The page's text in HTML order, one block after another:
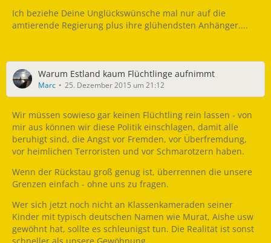
Ich beziehe Deine Unglückswünsche mal nur auf die
amtierende Regierung plus ihre glühendsten Anhänger....
Warum Estland kaum Flüchtlinge aufnimmt
Marc 25. Dezember 2015 um 21:12
Wir müssen sowieso gar keinen Flüchtling rein lassen - von
mir aus können wir diese Politik einschlagen, damit alle
beruhigt sind, die Angst vor Fremden, vor Überfremdung,
vor heimlichen Terroristen und vor Schmarotzern haben.
Wenn der Rückstau groß genug ist, überrennen die unsere
Grenzen einfach - ohne uns zu fragen.
Wer sich jetzt noch nicht an Klassenkameraden seiner
Kinder mit typisch deutschen Namen wie Murat, Aishe usw
gewöhnt hat, sollte es schleunigst tun. Die Realität ist sonst